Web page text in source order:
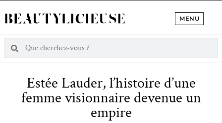
MENU
Estée Lauder, l’histoire d’une
femme visionnaire devenue un
empire